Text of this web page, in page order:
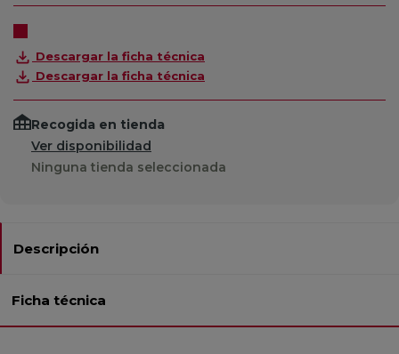
Descargar la ficha técnica
Descargar la ficha técnica
Recogida en tienda
Ver disponibilidad
Ninguna tienda seleccionada
Descripción
Ficha técnica